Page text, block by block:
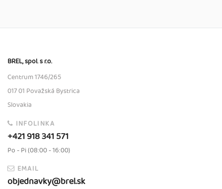
BREL, spol. s r.o.
Centrum 1746/265
017 01 Považská Bystrica
Slovakia
INFOLINKA
+421 918 341 571
Po - Pi (08:00 - 16:00)
EMAIL
objednavky@brel.sk